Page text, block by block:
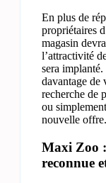
En plus de
propriétaires
magasin
l’attractivité
sera
davantage de
recherche de
ou
nouvelle offre.
Maxi Zoo
reconnue